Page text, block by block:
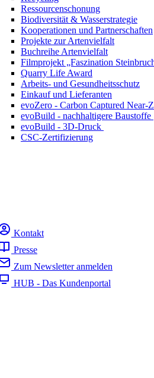
Ressourcenschonung
Biodiversität & Wasserstrategie
Kooperationen und Partnerschaften
Projekte zur Artenvielfalt
Buchreihe Artenvielfalt
Filmprojekt „Faszination
Quarry Life Award
Arbeits- und Gesundheitsschutz
Einkauf und Lieferanten
evoZero - Carbon Captured Near-
evoBuild - nachhaltigere Baustoffe
evoBuild - 3D-Druck
CSC-Zertifizierung
Kontakt
Presse
Zum Newsletter anmelden
HUB - Das Kundenportal